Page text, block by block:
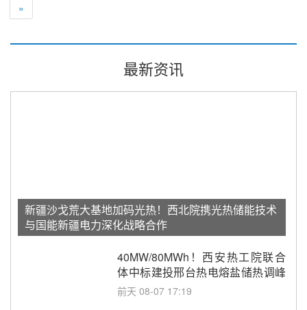
»
最新资讯
新疆沙戈荒大基地加码光热！西北院携光热储能技术
与国能新疆电力深化战略合作
40MW/80MWh！西安热工院联合
体中标建投邢台热电熔盐储热调峰
调频改造EPC项目
前天 08-07 17:19